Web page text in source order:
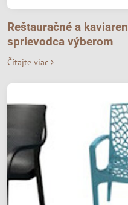
Reštauračné a
sprievodca výberom
Čítajte viac